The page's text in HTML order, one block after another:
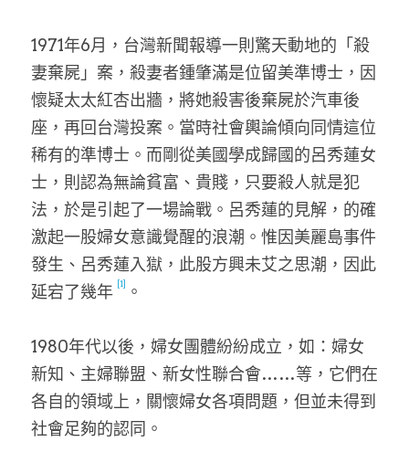
1971年6月，台灣新聞報導一則驚天動地的「殺
妻棄屍」案，殺妻者鍾肇滿是位留美準博士，因
懷疑太太紅杏出牆，將她殺害後棄屍於汽車後
座，再回台灣投案。當時社會輿論傾向同情這位
稀有的準博士。而剛從美國學成歸國的呂秀蓮女
士，則認為無論貧富、貴賤，只要殺人就是犯
法，於是引起了一場論戰。呂秀蓮的見解，的確
激起一股婦女意識覺醒的浪潮。惟因美麗島事件
發生、呂秀蓮入獄，此股方興未艾之思潮，因此
延宕了幾年 [1] 。
1980年代以後，婦女團體紛紛成立，如：婦女
新知、主婦聯盟、新女性聯合會……等，它們在
各自的領域上，關懷婦女各項問題，但並未得到
社會足夠的認同。